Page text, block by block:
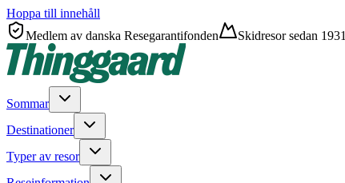
Hoppa till innehåll
Medlem av danska Resegarantifonden
Skidresor sedan 1931
Sommar
Destinationer
Typer av resor